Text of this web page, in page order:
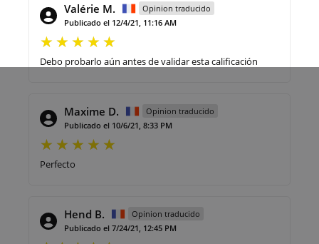
Valérie M.
Opinion traducido
Publicado el 12/4/21, 11:16 AM
Debo probarlo aún antes de validar esta calificación
Maxime D.
Opinion traducido
Publicado el 10/6/21, 8:33 PM
Perfecto
Hend B.
Opinion traducido
Publicado el 7/24/21, 12:45 PM